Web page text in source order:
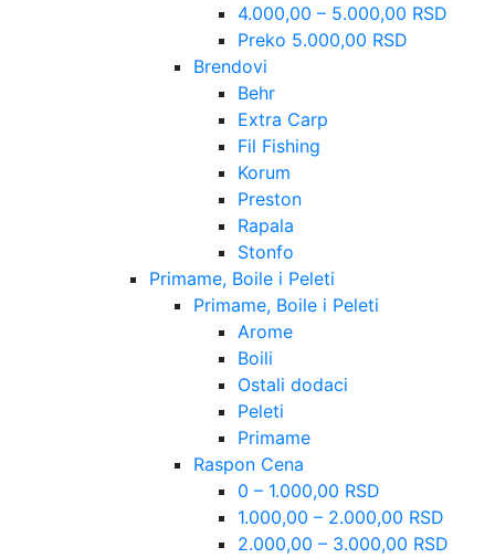
4.000,00 – 5.000,00 RSD
Preko 5.000,00 RSD
Brendovi
Behr
Extra Carp
Fil Fishing
Korum
Preston
Rapala
Stonfo
Primame, Boile i Peleti
Primame, Boile i Peleti
Arome
Boili
Ostali dodaci
Peleti
Primame
Raspon Cena
0 – 1.000,00 RSD
1.000,00 – 2.000,00 RSD
2.000,00 – 3.000,00 RSD